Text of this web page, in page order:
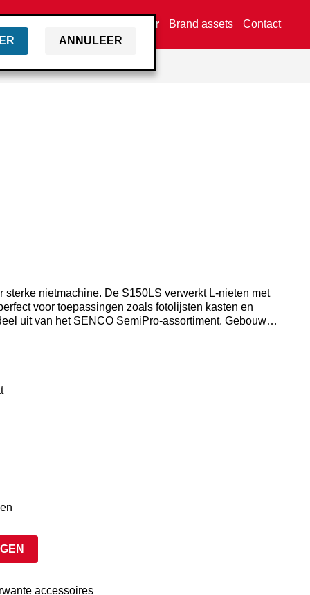
ANNULEER
Vind een dealer Brand assets Contact
nietmachine. De S150LS verwerkt L-nieten met
voor toepassingen zoals fotolijsten kasten en
uit van het SENCO SemiPro-assortiment. Gebouwd
accessoires